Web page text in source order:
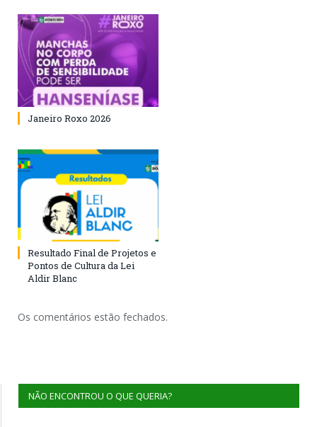
Janeiro Roxo 2026
Resultado Final de Projetos e
Pontos de Cultura da Lei
Aldir Blanc
Os comentários estão fechados.
NÃO ENCONTROU O QUE QUERIA?